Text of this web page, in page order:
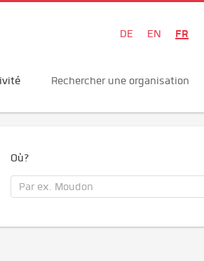
DE EN FR
Rechercher une organisation
Où?